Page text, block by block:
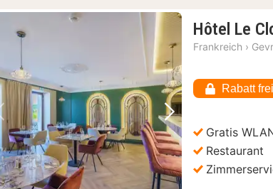
Vorheriges Bild Nächstes Bild
Hôtel Le
Frankreich ›
Rabatt
Gratis
Restaurant